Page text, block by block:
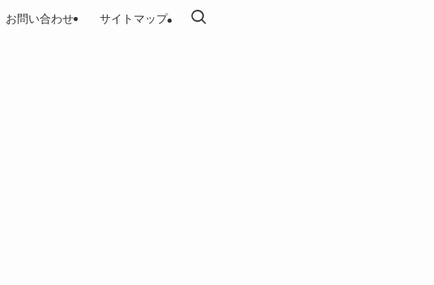
お問い合わせ サイトマップ